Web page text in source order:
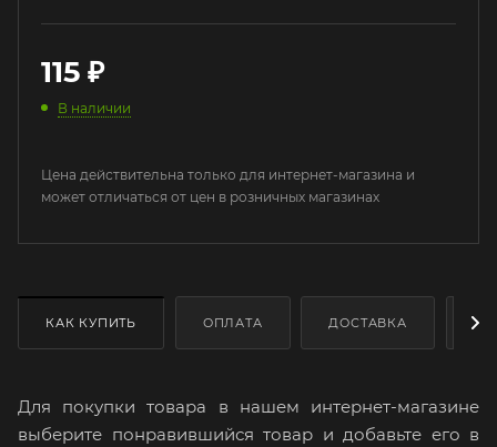
115 ₽
В наличии
Цена действительна только для интернет-магазина и
может отличаться от цен в розничных магазинах
КАК КУПИТЬ ОПЛАТА ДОСТАВКА
Для покупки товара в нашем интернет-магазине
выберите понравившийся товар и добавьте его в